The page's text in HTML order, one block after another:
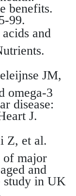
benefits.
99.
and
JM,
omega-3
disease:
J.
Z, et al.
of major
and
study in UK